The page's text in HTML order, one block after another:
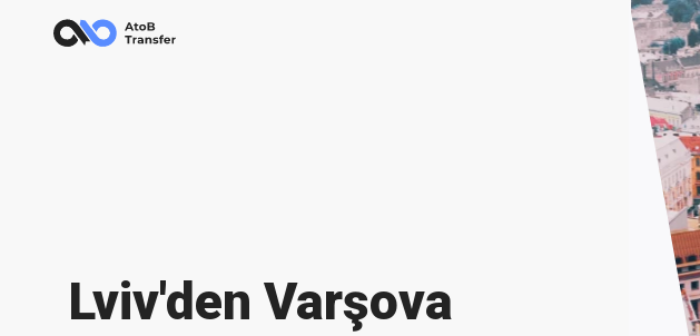
Lviv'den Varşova